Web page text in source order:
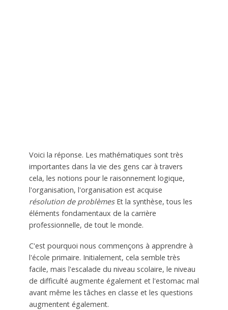
Voici la réponse. Les mathématiques sont très
importantes dans la vie des gens car à travers
cela, les notions pour le raisonnement logique,
l'organisation, l'organisation est acquise
résolution de problèmesEt la synthèse, tous les
éléments fondamentaux de la carrière
professionnelle, de tout le monde.
C'est pourquoi nous commençons à apprendre à
l'école primaire. Initialement, cela semble très
facile, mais l'escalade du niveau scolaire, le niveau
de difficulté augmente également et l'estomac mal
avant même les tâches en classe et les questions
augmentent également.